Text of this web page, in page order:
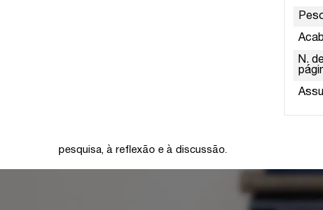
N.
pesquisa, à reflexão e à discussão.